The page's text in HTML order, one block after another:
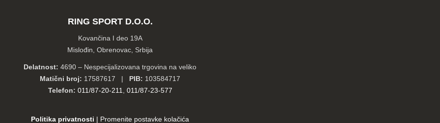
RING SPORT D.O.O.
Kovančina I deo 19A
Mislođin, Obrenovac, Srbija
Delatnost: 4690 – Nespecijalizovana trgovina na veliko
Matični broj: 17587617 | PIB: 103584717
Telefon: 011/87-20-211 011/87-23-577
Politika privatnosti | Promenite postavke kolačića